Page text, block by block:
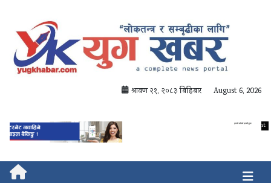
श्रावण २१, २०८३ बिहिबार August 6, 2026